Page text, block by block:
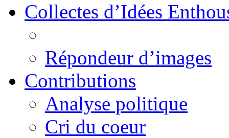
Collectes d’Idées
Répondeur d’images
Contributions
Analyse politique
Cri du coeur